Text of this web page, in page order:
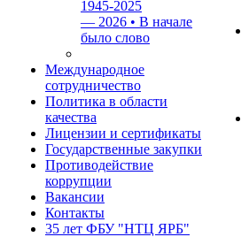
1945-2025
— 2026 • В начале
было слово
Международное
сотрудничество
Политика в области
качества
Лицензии и сертификаты
Государственные закупки
Противодействие
коррупции
Вакансии
Контакты
35 лет ФБУ "НТЦ ЯРБ"